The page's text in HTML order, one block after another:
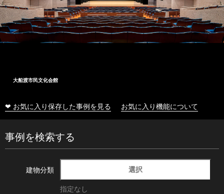
大船渡市民文化会館
❤ お気に入り保存した事例を見る お気に入り機能について
事例を検索する
建物分類 選択
指定なし